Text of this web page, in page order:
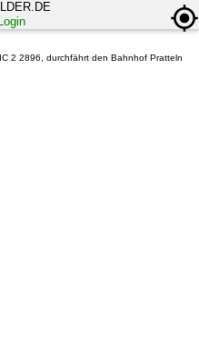
Login
2 2896, durchfährt den Bahnhof Pratteln